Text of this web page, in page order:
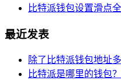
比特派钱包设置滑点
最近发表
除了比特派钱包地址
比特派是哪里的钱包